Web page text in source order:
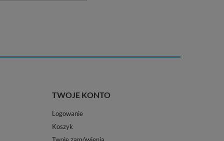
TWOJE KONTO
Logowanie
Koszyk